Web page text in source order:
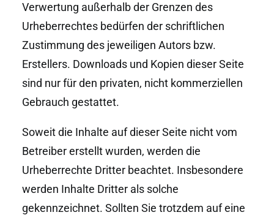
Verwertung außerhalb der Grenzen des
Urheberrechtes bedürfen der schriftlichen
Zustimmung des jeweiligen Autors bzw.
Erstellers. Downloads und Kopien dieser Seite
sind nur für den privaten, nicht kommerziellen
Gebrauch gestattet.
Soweit die Inhalte auf dieser Seite nicht vom
Betreiber erstellt wurden, werden die
Urheberrechte Dritter beachtet. Insbesondere
werden Inhalte Dritter als solche
gekennzeichnet. Sollten Sie trotzdem auf eine